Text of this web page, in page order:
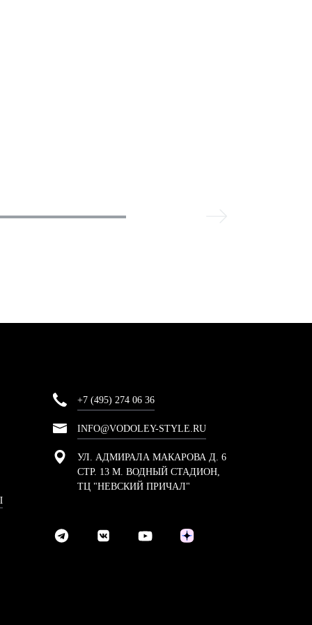
+7 (495) 274 06 36
INFO@VODOLEY-STYLE.RU
УЛ. АДМИРАЛА МАКАРОВА Д. 6
СТР. 13 М. ВОДНЫЙ СТАДИОН,
ТЦ "НЕВСКИЙ ПРИЧАЛ"